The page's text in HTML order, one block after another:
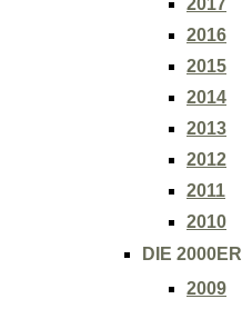
2017
2016
2015
2014
2013
2012
2011
2010
DIE 2000ER
2009